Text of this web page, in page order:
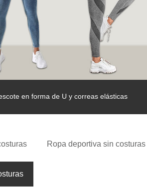
en forma de U y correas elásticas
Ropa deportiva sin costuras